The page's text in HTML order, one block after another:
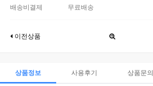
배송비결제
무료배송
이전상품
상품정보 사용후기 상품문의